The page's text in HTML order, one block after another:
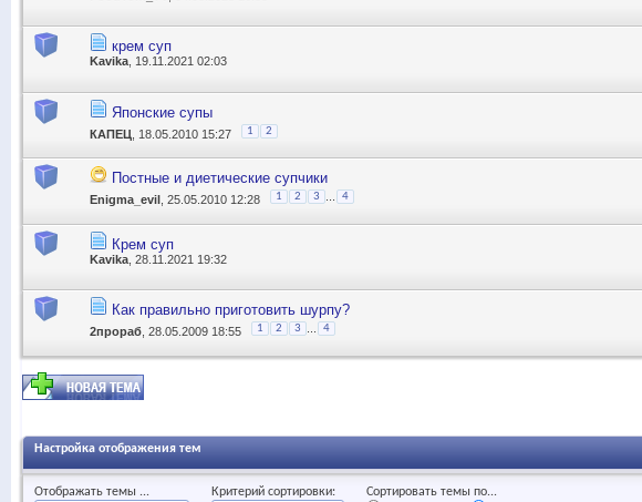
крем суп
Kavika , 19.11.2021 02:03
Японские супы
КАПЕЦ , 18.05.2010 15:27 1 2
Постные и диетические супчики
Enigma_evil , 25.05.2010 12:28 1 2 3 4
Крем суп
Kavika , 28.11.2021 19:32
Как правильно приготовить шурпу?
2прораб , 28.05.2009 18:55 1 2 3 4
Настройка отображения тем
Отображать темы ... Критерий сортировки: Сортировать темы по...